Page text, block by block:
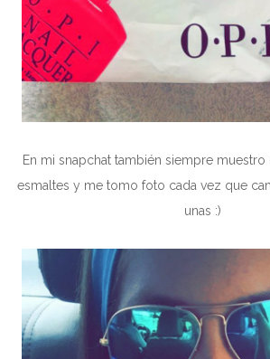
En mi snapchat también siempre
esmaltes y me tomo foto cada vez que
unas :)